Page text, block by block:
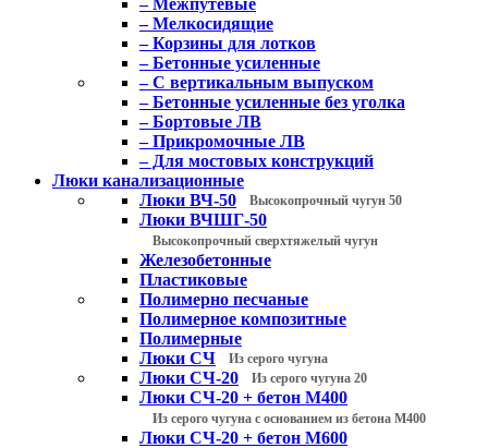
– Межпутевые
– Мелкосидящие
– Корзины для лотков
– Бетонные усиленные
– С вертикальным выпуском
– Бетонные усиленные без уголка
– Бортовые ЛВ
– Прикромочные ЛВ
– Для мостовых конструкций
Люки канализационные
Люки ВЧ-50
Высокопрочный чугун 50
Люки ВЧШГ-50
Высокопрочный сверхтяжелый чугун
Железобетонные
Пластиковые
Полимерно песчаные
Полимерное композитные
Полимерные
Люки СЧ
Из серого чугуна
Люки СЧ-20 Из серого чугуна 20
Люки СЧ-20 + бетон М400
Из серого чугуна с основанием из бетона М400
Люки СЧ-20 + бетон М600